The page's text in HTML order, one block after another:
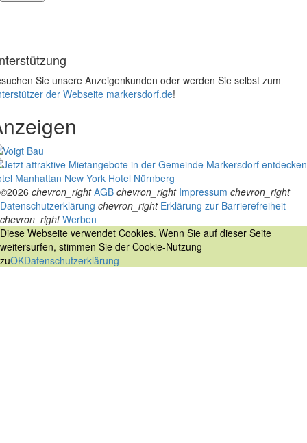
Sie unsere Anzeigenkunden oder werden Sie selbst zum
der Webseite markersdorf.de!
Manhattan New York Hotel Nürnberg
©2026 chevron_right AGB chevron_right Impressum chevron_right
Datenschutzerklärung chevron_right Erklärung zur Barrierefreiheit
chevron_right Werben
Diese Webseite verwendet Cookies. Wenn Sie auf dieser Seite
weitersurfen, stimmen Sie der Cookie-Nutzung
zuOKDatenschutzerklärung